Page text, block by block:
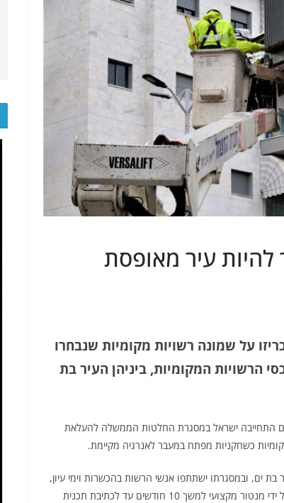
עיר מאופסת
על שמונה רשויות מקומיות שנבחרו
הרשויות המקומיות, ביניהן העיר בת
התחייבה ישראל במסגרת החלטות הממשלה להעלאת
כשחקניות מפתח במעבר לאנרגיה מקיימת.
ים, ובמסגרתו ישתתפו אנשי הרשות בהכשרות וימי עיון,
שמטרתם לספק ידע וכלים בתחום של איפוס אנרגיה בארץ ובעולם, וכן ילוו על ידי מנטור מקצועי למשך 10 חודשים עד לכתיבת תכנית